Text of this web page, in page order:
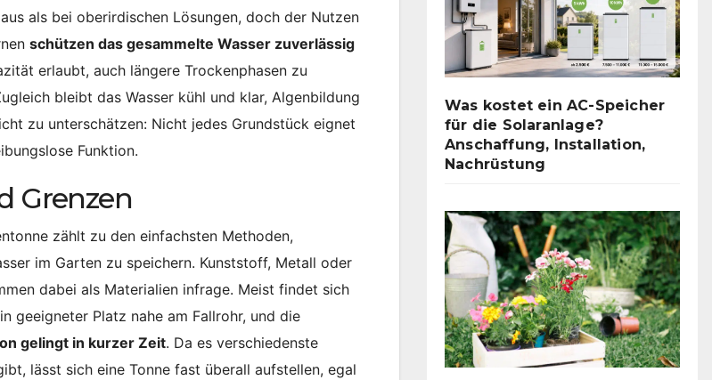
als bei oberirdischen Lösungen, doch der Nutzen
schützen das gesammelte Wasser zuverlässig
erlaubt, auch längere Trockenphasen zu
bleibt das Wasser kühl und klar, Algenbildung
zu unterschätzen: Nicht jedes Grundstück eignet
Funktion.
Grenzen
zählt zu den einfachsten Methoden,
im Garten zu speichern. Kunststoff, Metall oder
dabei als Materialien infrage. Meist findet sich
geeigneter Platz nahe am Fallrohr, und die
gelingt in kurzer Zeit. Da es verschiedenste
lässt sich eine Tonne fast überall aufstellen, egal
Was kostet ein AC-Speicher
für die Solaranlage?
Anschaffung, Installation,
Nachrüstung